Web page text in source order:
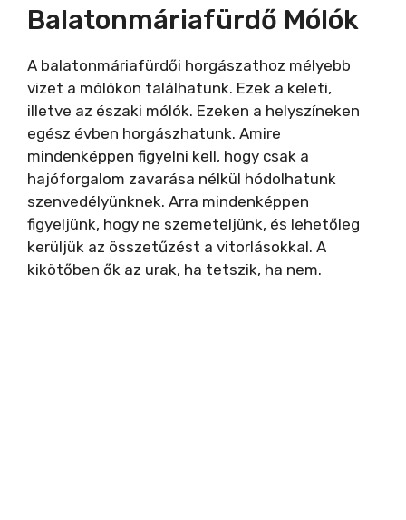
Balatonmáriafürdő Mólók
A balatonmáriafürdői horgászathoz mélyebb
vizet a mólókon találhatunk. Ezek a keleti,
illetve az északi mólók. Ezeken a helyszíneken
egész évben horgászhatunk. Amire
mindenképpen figyelni kell, hogy csak a
hajóforgalom zavarása nélkül hódolhatunk
szenvedélyünknek. Arra mindenképpen
figyeljünk, hogy ne szemeteljünk, és lehetőleg
kerüljük az összetűzést a vitorlásokkal. A
kikötőben ők az urak, ha tetszik, ha nem.